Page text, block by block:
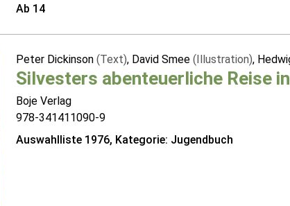
Ab 14
Peter Dickinson (Text), David Smee (Illustration),
Silvesters abenteuerliche Reise
Boje Verlag
978-341411090-9
Auswahlliste 1976, Kategorie: Jugendbuch